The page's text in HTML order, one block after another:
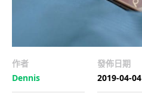
作者
Dennis
發佈日期
2019-04-04